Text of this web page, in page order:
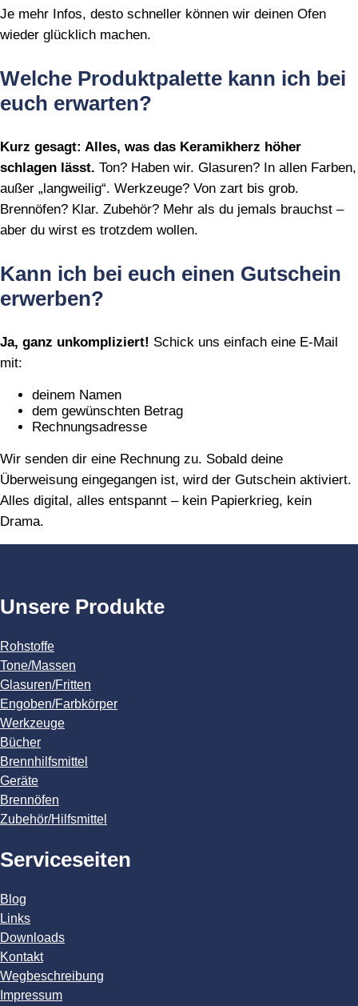
Je mehr Infos, desto schneller können wir deinen Ofen
wieder glücklich machen.
Welche Produktpalette kann ich bei
euch erwarten?
Kurz gesagt: Alles, was das Keramikherz höher
schlagen lässt. Ton? Haben wir. Glasuren? In allen Farben,
außer „langweilig“. Werkzeuge? Von zart bis grob.
Brennöfen? Klar. Zubehör? Mehr als du jemals brauchst –
aber du wirst es trotzdem wollen.
Kann ich bei euch einen Gutschein
erwerben?
Ja, ganz unkompliziert! Schick uns einfach eine E‑Mail
mit:
deinem Namen
dem gewünschten Betrag
Rechnungsadresse
Wir senden dir eine Rechnung zu. Sobald deine
Überweisung eingegangen ist, wird der Gutschein aktiviert.
Alles digital, alles entspannt – kein Papierkrieg, kein
Drama.
Unsere Produkte
Rohstoffe
Tone/Massen
Glasuren/Fritten
Engoben/Farbkörper
Werkzeuge
Bücher
Brennhilfsmittel
Geräte
Brennöfen
Zubehör/Hilfsmittel
Serviceseiten
Blog
Links
Downloads
Kontakt
Wegbeschreibung
Impressum